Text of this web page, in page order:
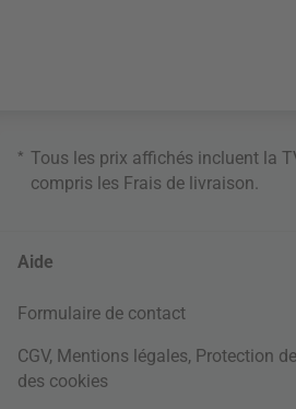
* Tous les prix affichés incluent la
compris les Frais de livraison
Aide
Formulaire de contact
CGV, Mentions légales, Protection
des cookies